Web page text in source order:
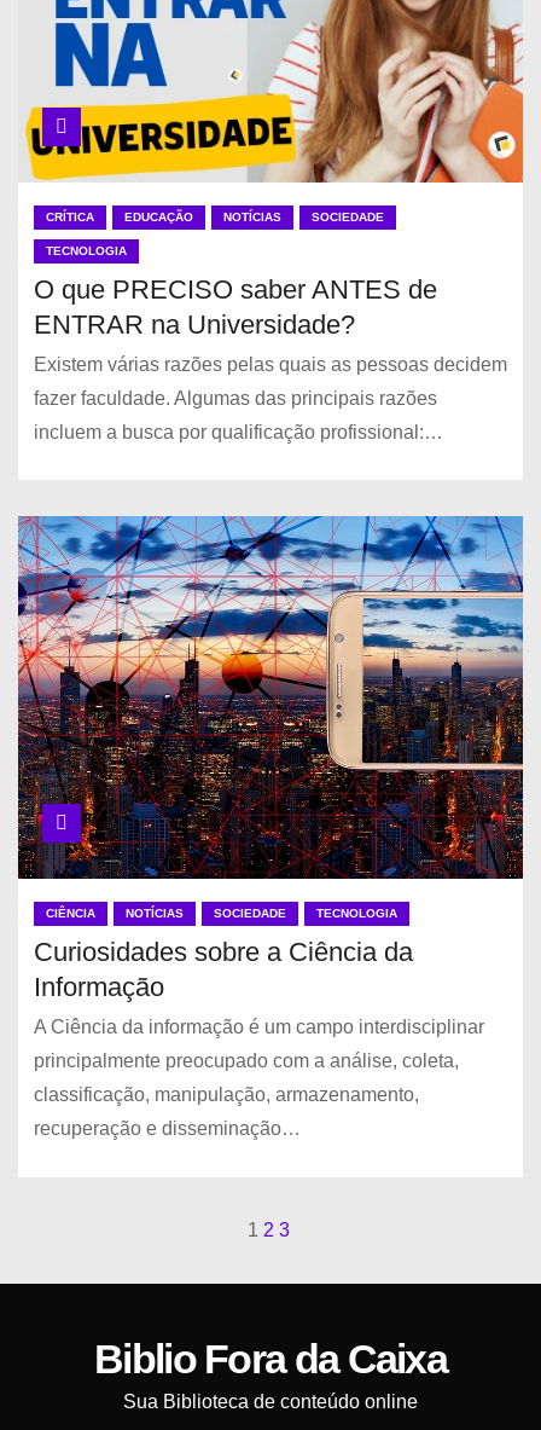
CRÍTICA EDUCAÇÃO NOTÍCIAS SOCIEDADE
TECNOLOGIA
O que PRECISO saber ANTES de
ENTRAR na Universidade?
Existem várias razões pelas quais as pessoas decidem
fazer faculdade. Algumas das principais razões
incluem a busca por qualificação profissional:…
CIÊNCIA NOTÍCIAS SOCIEDADE TECNOLOGIA
Curiosidades sobre a Ciência da
Informação
A Ciência da informação é um campo interdisciplinar
principalmente preocupado com a análise, coleta,
classificação, manipulação, armazenamento,
recuperação e disseminação…
a
1 2 3
Biblio Fora da Caixa
Sua Biblioteca de conteúdo online